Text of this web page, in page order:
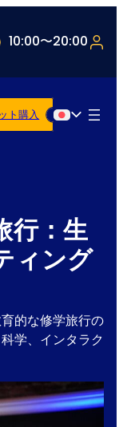
5321514
10:00〜20:00
日本語
ット購入
行：生
ィング
的な修学旅行の
学、インタラク